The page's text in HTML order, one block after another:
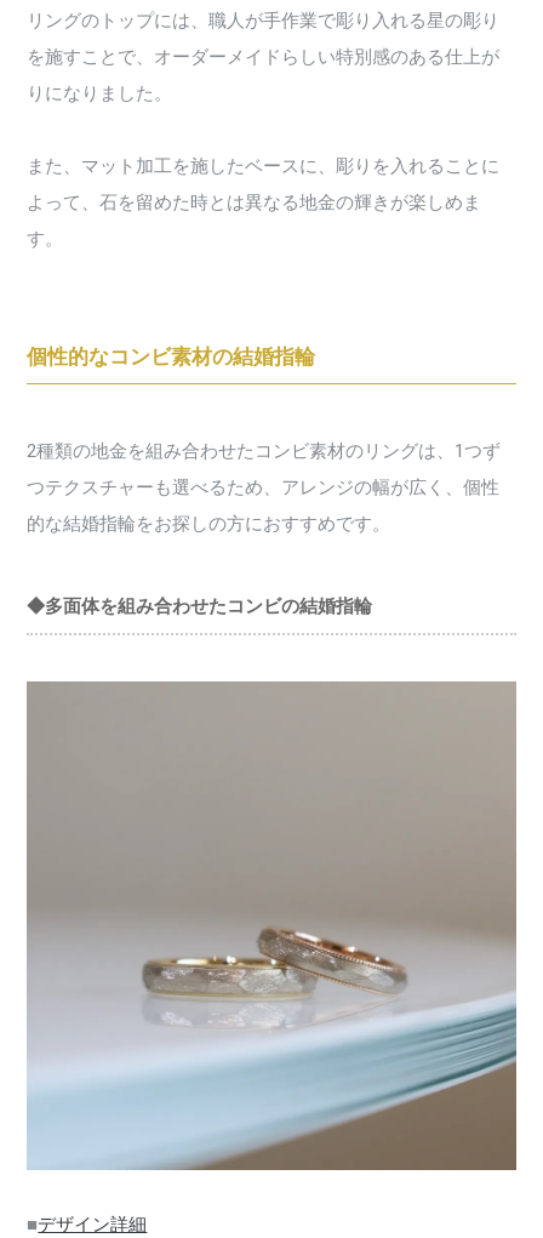
リングのトップには、職人が手作業で彫り入れる星の彫り
を施すことで、オーダーメイドらしい特別感のある仕上が
りになりました。
また、マット加工を施したベースに、彫りを入れることに
よって、石を留めた時とは異なる地金の輝きが楽しめま
す。
個性的なコンビ素材の結婚指輪
2種類の地金を組み合わせたコンビ素材のリングは、1つず
つテクスチャーも選べるため、アレンジの幅が広く、個性
的な結婚指輪をお探しの方におすすめです。
◆多面体を組み合わせたコンビの結婚指輪
■デザイン詳細